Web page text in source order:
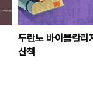
두란노 바이블칼리
산책